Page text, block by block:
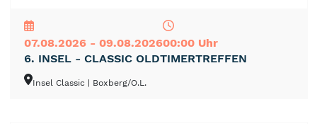
07.08.2026 - 09.08.202600:00 Uhr
6. INSEL - CLASSIC OLDTIMERTREFFEN
Insel Classic | Boxberg/O.L.